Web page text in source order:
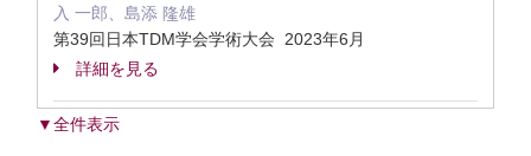
入 一郎、島添 隆雄
第39回日本TDM学会学術大会 2023年6月
詳細を見る
▼全件表示